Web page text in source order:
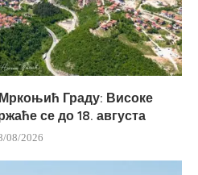
Граду: Високе
се до 18. августа
08/2026